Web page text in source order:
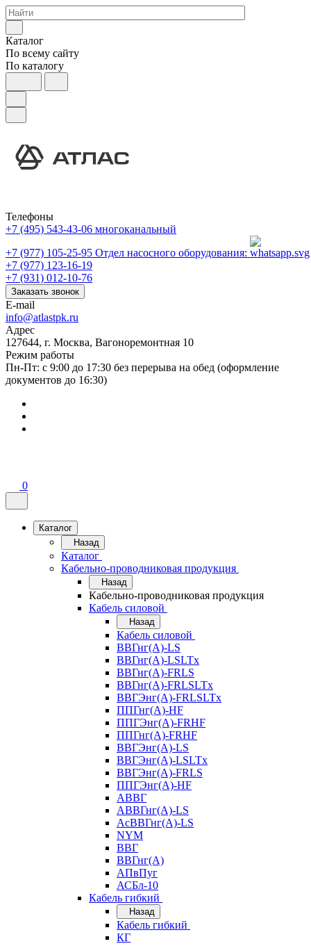
Каталог
По всему сайту
По каталогу
Телефоны
+7 (495) 543-43-06 многоканальный
+7 (977) 105-25-95 Отдел насосного оборудования:
+7 (977) 123-16-19
+7 (931) 012-10-76
Заказать звонок
E-mail
info@atlastpk.ru
Адрес
127644, г. Москва, Вагоноремонтная 10
Режим работы
Пн-Пт: с 9:00 до 17:30 без перерыва на обед (оформление
документов до 16:30)
0
Каталог
Назад
Каталог
Кабельно-проводниковая продукция
Назад
Кабельно-проводниковая продукция
Кабель силовой
Назад
Кабель силовой
ВВГнг(А)-LS
ВВГнг(А)-LSLTx
ВВГнг(А)-FRLS
ВВГнг(А)-FRLSLTx
ВВГЭнг(А)-FRLSLTx
ППГнг(А)-HF
ППГЭнг(А)-FRHF
ППГнг(А)-FRHF
ВВГЭнг(А)-LS
ВВГЭнг(А)-LSLTx
ВВГЭнг(А)-FRLS
ППГЭнг(А)-HF
АВВГ
АВВГнг(А)-LS
АсВВГнг(А)-LS
NYM
ВВГ
ВВГнг(А)
АПвПуг
АСБл-10
Кабель гибкий
Назад
Кабель гибкий
КГ